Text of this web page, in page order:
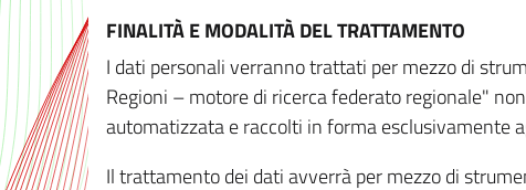
FINALITÀ E MODALITÀ DEL TRATTAMENTO
I dati personali verranno trattati per mezzo di
Regioni – motore di ricerca federato regionale"
automatizzata e raccolti in forma esclusivamente
Il trattamento dei dati avverrà per mezzo di